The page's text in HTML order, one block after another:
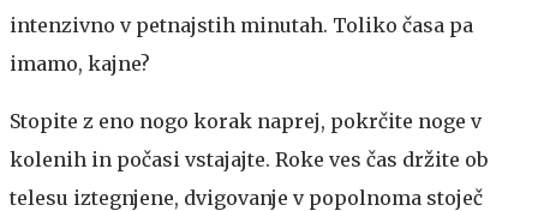
intenzivno v petnajstih minutah. Toliko časa pa
imamo, kajne?
Stopite z eno nogo korak naprej, pokrčite noge v
kolenih in počasi vstajajte. Roke ves čas držite ob
telesu iztegnjene, dvigovanje v popolnoma stoječ